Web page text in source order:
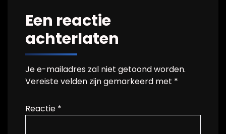
Een reactie
achterlaten
Je e-mailadres zal niet getoond worden.
Vereiste velden zijn gemarkeerd met *
Reactie *